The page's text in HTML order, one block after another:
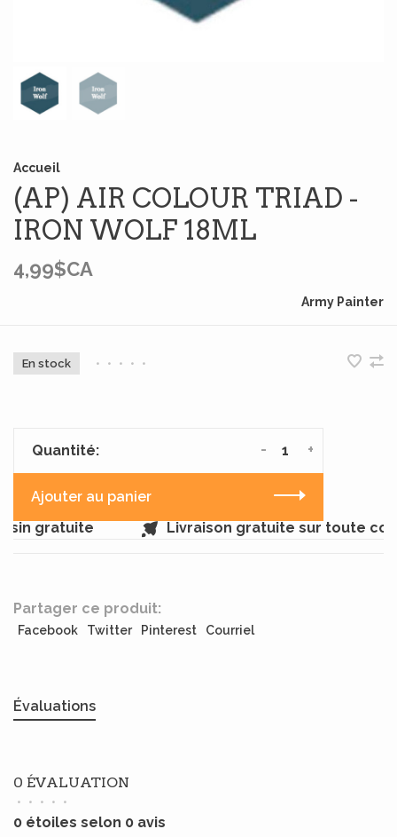
Accueil
(AP) AIR COLOUR TRIAD -
IRON WOLF 18ML
4,99$CA
Army Painter
En stock • • • • •
Quantité: +
-
Ajouter au panier
gratuite
Livraison gratuite sur toute
Partager ce produit:
Facebook Twitter Pinterest Courriel
Évaluations
0 ÉVALUATION
• • • • •
0 étoiles selon 0 avis